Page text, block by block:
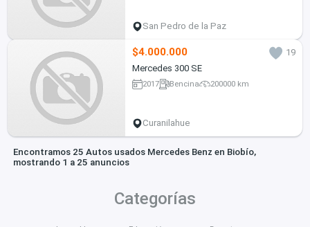
San Pedro de la Paz
$4.000.000
19
Mercedes 300 SE
2017 Bencina 200000 km
Curanilahue
Encontramos 25 Autos usados Mercedes Benz en Biobío,
mostrando 1 a 25 anuncios
Categorías